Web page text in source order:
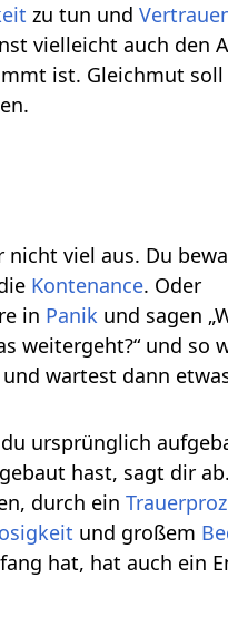
zu tun und
vielleicht auch den
ist. Gleichmut soll
viel aus. Du
Kontenance. Oder
in Panik und sagen
weitergeht?“ und so
und wartest dann
ursprünglich
hast, sagt dir
durch ein
und großem
hat, hat auch ein